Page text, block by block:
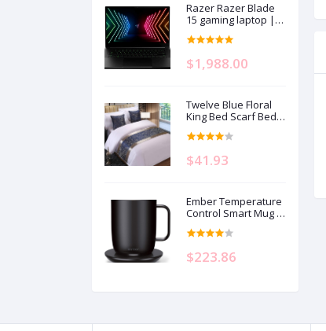
Razer Razer Blade
15 gaming laptop |
15.6" FHD 144 Hz
display | Intel Core
RAM | 512GB SSD
QWERTZ keyboard |
Windows 11
$1,988.00
Twelve Blue Floral
King Bed Scarf Bed
Runner Bedding
Scarves Bed Cover
Guesthouse
$41.93
Ember Temperature
Control Smart Mug 2,
14 Oz, App-
Controlled Heated
Min Battery Life and
$223.86